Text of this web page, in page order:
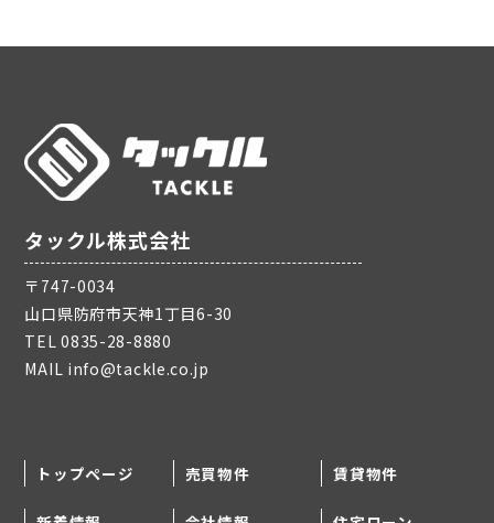
タックル株式会社
〒747-0034
山口県防府市天神1丁目6-30
TEL 0835-28-8880
MAIL info@tackle.co.jp
トップページ 売買物件 賃貸物件